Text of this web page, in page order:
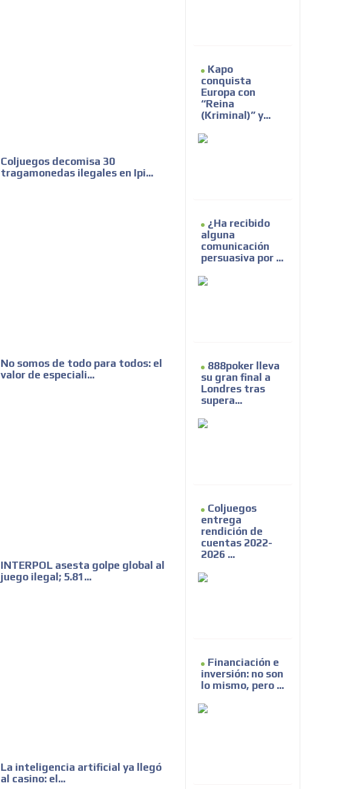
Coljuegos decomisa 30
tragamonedas ilegales en Ipi...
No somos de todo para todos: el
valor de especiali...
INTERPOL asesta golpe global al
juego ilegal; 5.81...
La inteligencia artificial ya llegó
al casino: el...
Kapo
conquista
Europa con
“Reina
(Kriminal)” y...
¿Ha recibido
alguna
comunicación
persuasiva por ...
888poker lleva
su gran final a
Londres tras
supera...
Coljuegos
entrega
rendición de
cuentas 2022-
2026 ...
Financiación e
inversión: no son
lo mismo, pero ...